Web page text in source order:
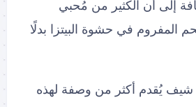
إلى أن الكثير من مُحبي
المفروم في حشوة البيتزا بدلًا
شيف يُقدم أكثر من وصفة لهذه